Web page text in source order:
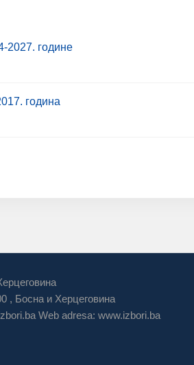
2027. године
година
, Босна и Херцеговина
Web adresa: www.izbori.ba